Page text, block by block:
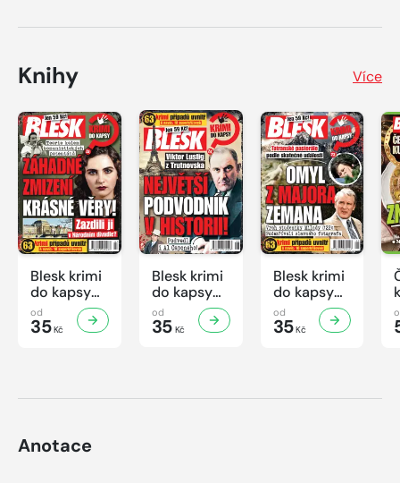
Knihy Více
Blesk krimi
do kapsy
č.7/2026
od
35Kč
Blesk krimi
do kapsy
č.6/2026
od
35Kč
Blesk krimi
do kapsy
č.5/2026
od
35Kč
Anotace